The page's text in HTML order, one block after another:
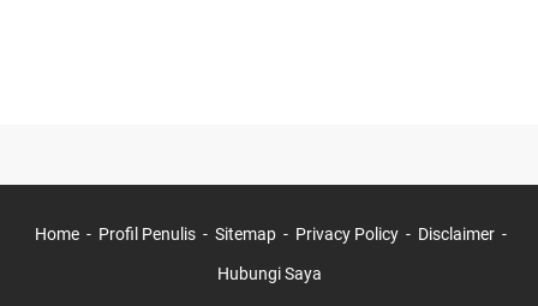
Home Profil Penulis Sitemap Privacy Policy Disclaimer
Hubungi Saya